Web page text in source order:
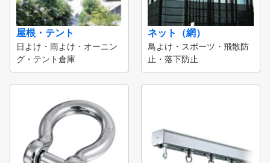
屋根・テント
日よけ・雨よけ・オーニン
グ・テント倉庫
ネット（網）
鳥よけ・スポーツ・飛散防
止・落下防止